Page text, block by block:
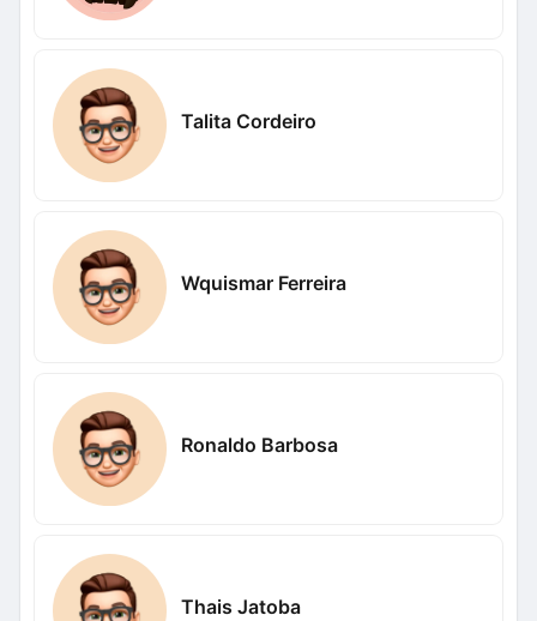
Talita Cordeiro
Wquismar Ferreira
Ronaldo Barbosa
Thais Jatoba